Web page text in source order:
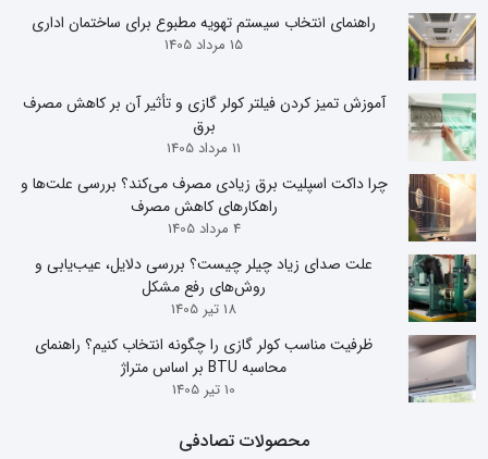
راهنمای انتخاب سیستم تهویه مطبوع برای ساختمان اداری
15 مرداد 1405
آموزش تمیز کردن فیلتر کولر گازی و تأثیر آن بر کاهش مصرف
برق
11 مرداد 1405
چرا داکت اسپلیت برق زیادی مصرف می‌کند؟ بررسی علت‌ها و
راهکارهای کاهش مصرف
4 مرداد 1405
علت صدای زیاد چیلر چیست؟ بررسی دلایل، عیب‌یابی و
روش‌های رفع مشکل
18 تیر 1405
ظرفیت مناسب کولر گازی را چگونه انتخاب کنیم؟ راهنمای
محاسبه BTU بر اساس متراژ
10 تیر 1405
محصولات تصادفی